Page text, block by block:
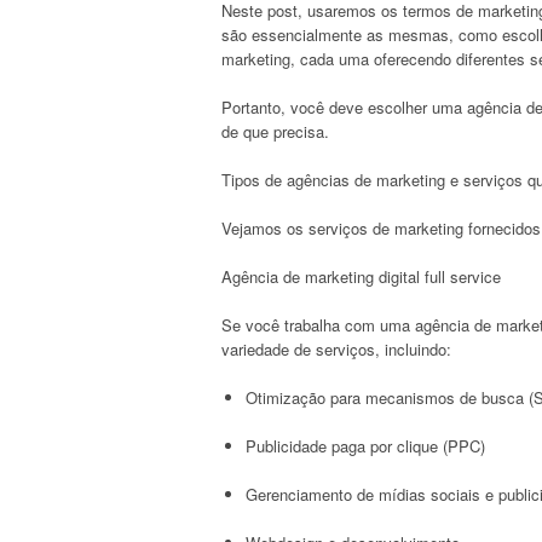
Neste post, usaremos os termos de
são essencialmente as mesmas, como
marketing, cada uma oferecendo diferentes
Portanto, você deve escolher uma agência
de que precisa.
Tipos de agências de marketing e serviços
Vejamos os serviços de marketing
Agência de marketing digital full service
Se você trabalha com uma agência de
variedade de serviços, incluindo:
Otimização para mecanismos de busca
Publicidade paga por clique (PPC)
Gerenciamento de mídias sociais e